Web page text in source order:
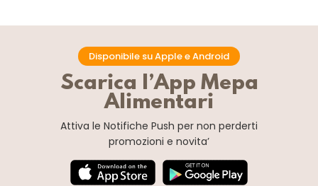
Disponibile su Apple e Android
Scarica l’App Mepa
Alimentari
Attiva le Notifiche Push per non perderti
promozioni e novita’